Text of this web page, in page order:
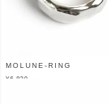
MOLUNE-RING
¥6,820